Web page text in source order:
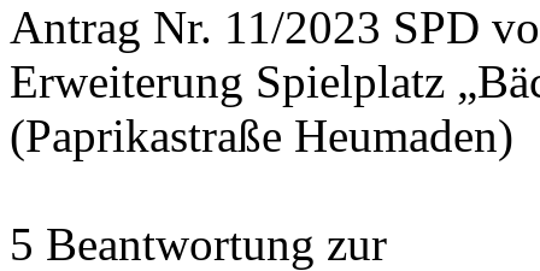
Antrag Nr. 11/2023 SPD
Erweiterung Spielplatz
(Paprikastraße Heumaden)
5 Beantwortung zur